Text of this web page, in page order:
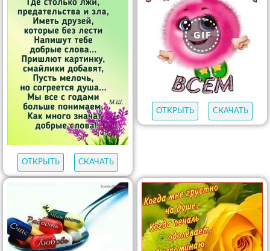
ОТКРЫТЬ СКАЧАТЬ
ОТКРЫТЬ СКАЧАТЬ